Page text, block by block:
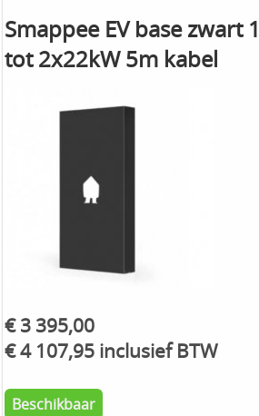
Smappee EV base zwart
tot 2x22kW 5m kabel
€ 3 395,00
€ 4 107,95 inclusief BTW
Beschikbaar